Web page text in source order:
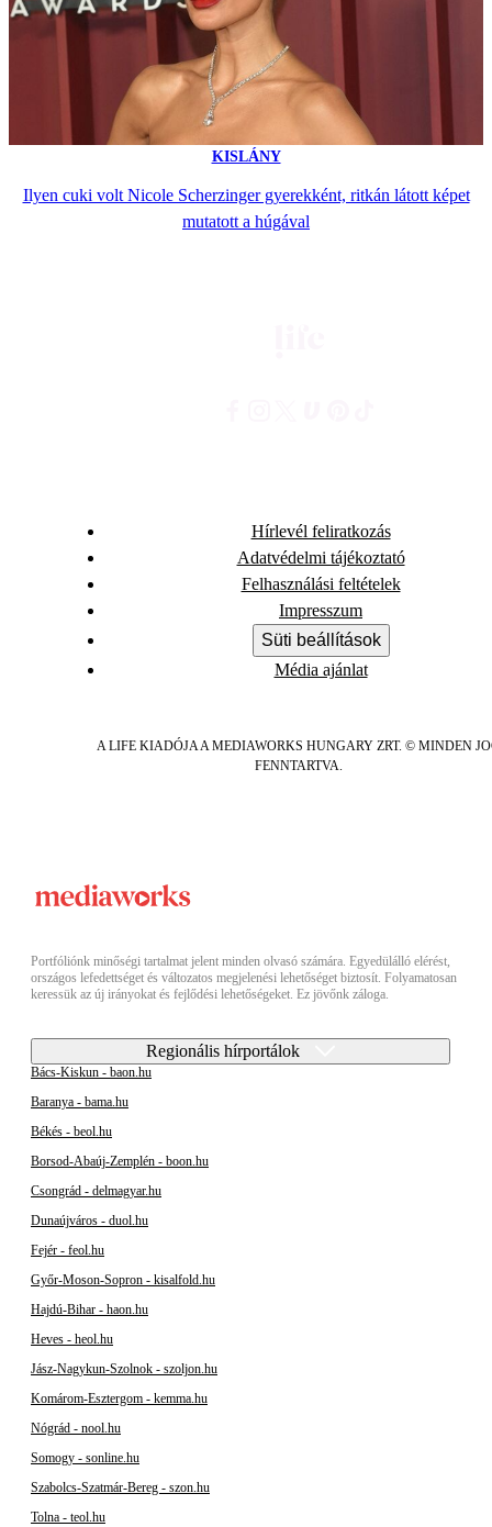
KISLÁNY
Ilyen cuki volt Nicole Scherzinger gyerekként, ritkán látott képet
mutatott a húgával
Hírlevél feliratkozás
Adatvédelmi tájékoztató
Felhasználási feltételek
Impresszum
Süti beállítások
Média ajánlat
A LIFE KIADÓJA A MEDIAWORKS HUNGARY ZRT. © MINDEN
FENNTARTVA.
Portfóliónk minőségi tartalmat jelent minden olvasó számára. Egyedülálló elérést,
országos lefedettséget és változatos megjelenési lehetőséget biztosít. Folyamatosan
keressük az új irányokat és fejlődési lehetőségeket. Ez jövőnk záloga.
Regionális hírportálok
Bács-Kiskun - baon.hu
Baranya - bama.hu
Békés - beol.hu
Borsod-Abaúj-Zemplén - boon.hu
Csongrád - delmagyar.hu
Dunaújváros - duol.hu
Fejér - feol.hu
Győr-Moson-Sopron - kisalfold.hu
Hajdú-Bihar - haon.hu
Heves - heol.hu
Jász-Nagykun-Szolnok - szoljon.hu
Komárom-Esztergom - kemma.hu
Nógrád - nool.hu
Somogy - sonline.hu
Szabolcs-Szatmár-Bereg - szon.hu
Tolna - teol.hu